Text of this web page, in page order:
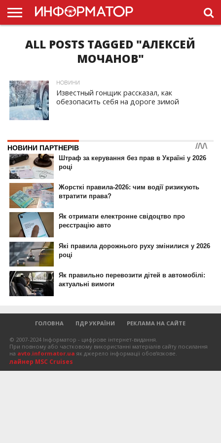
ГОЛОВНА
НОВИНИ
ПДР
УКРАЇНИ
РЕКЛАМА
ПРОЕКТЫ
ALL POSTS TAGGED "АЛЕКСЕЙ
МОЧАНОВ"
ID, "post_views_count", true); if ( $post_views >= 1) { ?>
НОВИНИ
Известный гонщик рассказал, как
обезопасить себя на дороге зимой
ГОЛОВНА ПДР УКРАЇНИ РЕКЛАМА НА САЙТЕ
© 2007-2024 Інформатор - цифрове інтернет-видання.
При повному або частковому використанні матеріалів сайту посилання
на avto.informator.ua як джерело інформації обов'язкове.
лайнер MSC Cruises